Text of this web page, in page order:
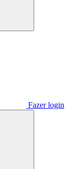
Fazer login